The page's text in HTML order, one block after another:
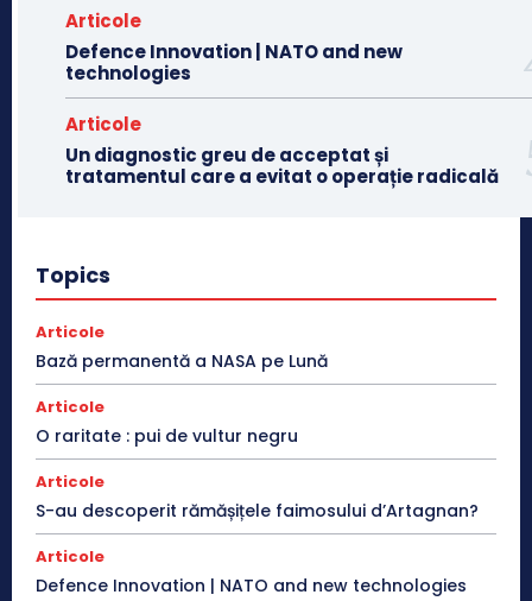
Articole
Defence Innovation | NATO and new
technologies
Articole
Un diagnostic greu de acceptat și
tratamentul care a evitat o operație radicală
Topics
Articole
Bază permanentă a NASA pe Lună
Articole
O raritate : pui de vultur negru
Articole
S-au descoperit rămășițele faimosului d’Artagnan?
Articole
Defence Innovation | NATO and new technologies